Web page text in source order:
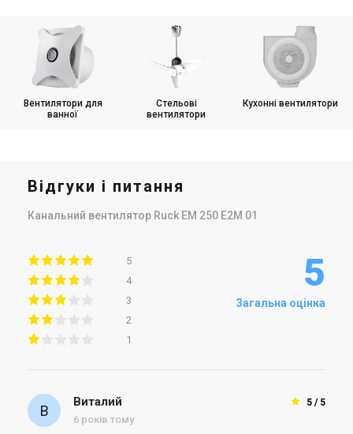
Вентилятори для
ванної
Стельові
вентилятори
Кухонні вентилятори
Відгуки і питання
Канальний вентилятор Ruck EM 250 E2M 01
5
4
3
2
1
5
Загальна оцінка
5 / 5
Виталий
6 років тому